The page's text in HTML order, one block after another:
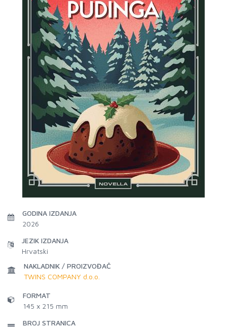
GODINA IZDANJA
2026
JEZIK IZDANJA
Hrvatski
NAKLADNIK / PROIZVOĐAČ
TWINS COMPANY d.o.o.
FORMAT
145 x 215 mm
BROJ STRANICA